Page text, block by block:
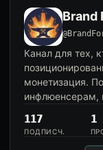
Brand
Канал для тех,
монетизация.
инфлюенсерам,
117
ПОДПИСЧ.
1